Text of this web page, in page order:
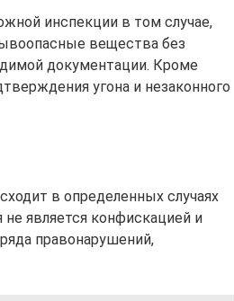
инспекции в том случае,
вещества без
документации. Кроме
угона и незаконного
в определенных случаях
является конфискацией и
правонарушений,